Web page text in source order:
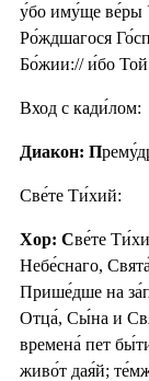
у́бо иму́ще ве́ры
Ро́ждшагося
Бо́жии:// и́бо Той
Вход с кади́лом:
Диакон: П
Све́те Ти́хий:
Хор: Све́те
Небе́снаго,
Прише́дше на
Отца́, Сы́на и
времена́ пет
живо́т дая́й;